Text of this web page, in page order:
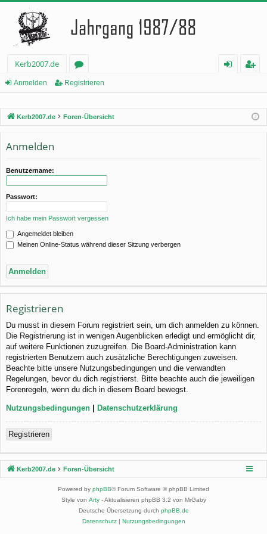
Kerb2007.de
or
rie
Anmelden Registrieren
Kerb2007.de Foren-Übersicht
Anmelden
Benutzername:
Passwort:
Ich habe mein Passwort vergessen
Angemeldet bleiben
Meinen Online-Status während dieser Sitzung verbergen
Registrieren
Du musst in diesem Forum registriert sein, um dich anmelden zu können.
Die Registrierung ist in wenigen Augenblicken erledigt und ermöglicht dir,
auf weitere Funktionen zuzugreifen. Die Board-Administration kann
registrierten Benutzern auch zusätzliche Berechtigungen zuweisen.
Beachte bitte unsere Nutzungsbedingungen und die verwandten
Regelungen, bevor du dich registrierst. Bitte beachte auch die jeweiligen
Forenregeln, wenn du dich in diesem Board bewegst.
Nutzungsbedingungen Datenschutzerklärung
Registrieren
Kerb2007.de Foren-Übersicht
Powered by phpBB® Forum Software © phpBB Limited
Style von Arty- Aktualisieren phpBB 3.2 von MrGaby
Deutsche Übersetzung durch phpBB.de
Datenschutz| Nutzungsbedingungen